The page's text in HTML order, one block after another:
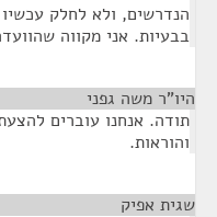
הנדרשים, ולא לחלק
בבעיות. אני מקווה
היו"ר משה גפני
תודה. אנחנו עוברים
והוראות.
שגית אפיק